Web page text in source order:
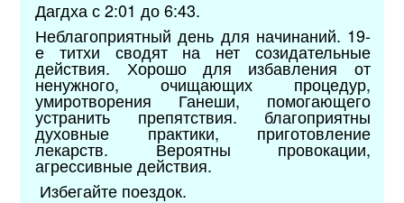
Дагдха с 2:01 до 6:43.
Неблагоприятный день для начинаний. 19-
е титхи сводят на нет созидательные
действия. Хорошо для избавления от
ненужного, очищающих процедур,
умиротворения Ганеши, помогающего
устранить препятствия. благоприятны
духовные практики, приготовление
лекарств. Вероятны провокации,
агрессивные действия.
Избегайте поездок.